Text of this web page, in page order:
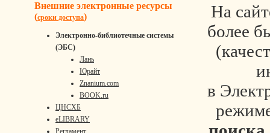
Внешние электронные ресурсы
(сроки доступа)
Электронно-библиотечные системы
(ЭБС)
Лань
Юрайт
Znanium.com
BOOK.ru
ЦНСХБ
eLIBRARY
Регламент
На
более
в